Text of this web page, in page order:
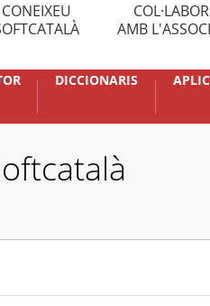
CONEIXEU
AMB
DICCIONARIS